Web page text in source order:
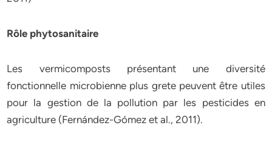
Rôle phytosanitaire
Les vermicomposts présentant une diversité
fonctionnelle microbienne plus grete peuvent être utiles
pour la gestion de la pollution par les pesticides en
agriculture (Fernández-Gómez et al., 2011).